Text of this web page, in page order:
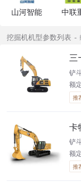
山河智能 中联
挖掘机机型参数列表
三
铲
额
推
卡
铲
额
推